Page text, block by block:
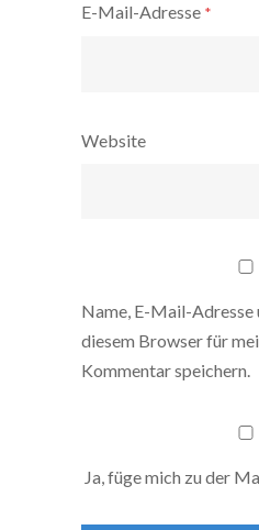
E-Mail-Adresse *
Website
Name, E-Mail-Adresse
diesem Browser für
Kommentar speichern.
Ja, füge mich zu der